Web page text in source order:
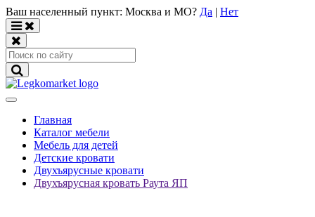
Ваш населенный пункт: Москва и МО? Да | Нет
Главная
Каталог мебели
Мебель для детей
Детские кровати
Двухъярусные кровати
Двухъярусная кровать Раута ЯП